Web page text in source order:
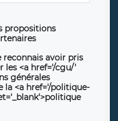
propositions
reconnais avoir pris
les <a href='/cgu/'
générales
la <a href='/politique-